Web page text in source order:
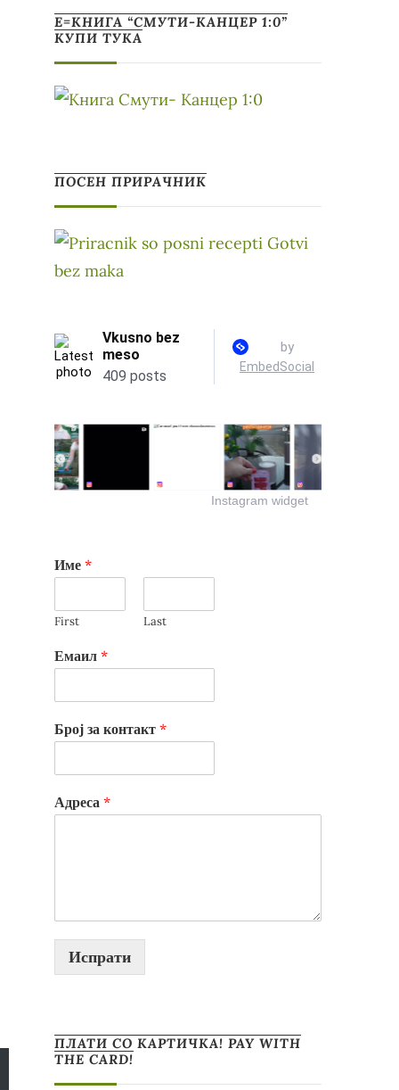
Е=КНИГА “СМУТИ-КАНЦЕР 1:0”
КУПИ ТУКА
ПОСЕН ПРИРАЧНИК
Instagram widget
Име *
First Last
Емаил *
Број за контакт *
Адреса *
Испрати
ПЛАТИ СО КАРТИЧКА! PAY WITH
THE CARD!